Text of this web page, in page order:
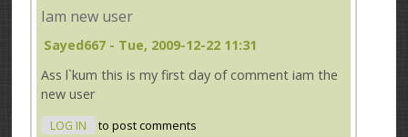
Iam new user
Sayed667 - Tue, 2009-12-22 11:31
Ass l`kum this is my first day of comment iam the
new user
LOG IN to post comments